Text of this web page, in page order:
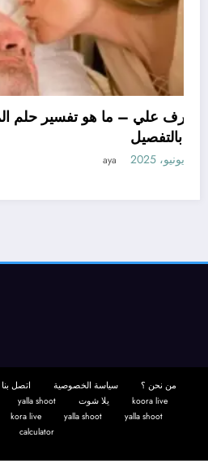
تعرف علي – ما هو تفسير
– بالتفصيل
11 يونيو، 2025
من نحن ؟ سياسة الخصوصية اتصل بنا
koora live
يلا شوت yalla shoot
yalla shoot
yalla shoot
kora live
calculator